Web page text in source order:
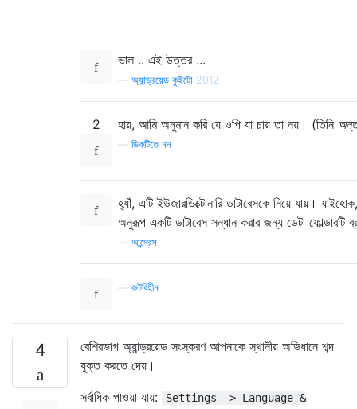
ভাল .. এই উত্তর ...
অ্যান্ড্রয়েড কুইটো 2012
2 হায়, আমি অনুমান করি যে ওপি যা চায় তা নয়। (তিনি
ডিকটিতে নন
হ্যাঁ, এটি ইউজারডিক্টোনারি ডাটাবেসকে নিয়ে যায়।
অনুরূপ একটি ডাটাবেস সন্ধান করার জন্য ডেটা
আন্দ্রেস
—রুটবিহীন
4
বেশিরভাগ অ্যান্ড্রয়েড সংস্করণ আপনাকে স্থানীয় অভিধানে শব্দ
যুক্ত করতে দেয়।
সর্বাধিক পাওয়া যায়:
Settings -> Language &